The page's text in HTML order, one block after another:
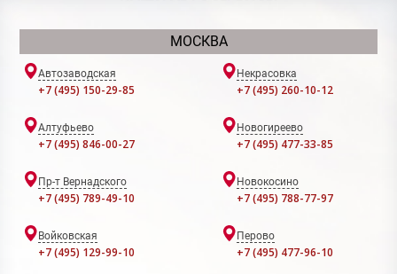
МОСКВА
Автозаводская
+7 (495) 150-29-85
Некрасовка
+7 (495) 260-10-12
Алтуфьево
+7 (495) 846-00-27
Новогиреево
+7 (495) 477-33-85
Пр-т Вернадского
+7 (495) 789-49-10
Новокосино
+7 (495) 788-77-97
Войковская
+7 (495) 129-99-10
Перово
+7 (495) 477-96-10